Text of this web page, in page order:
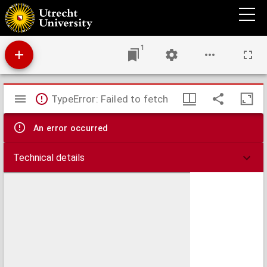
Nieuwe en naukeurige kaart der gantsche bekende werreld : met behulp der beste
heedendaagsche land- en zeekaarten enz. enz. uit de nieuwste en geloofwaardigste
ontwerpen by een verzameld, en waarin alle laatere ontdekkingen en verbeeteringen
naukeuriglyk zyn aangeteekend
1
Mirador
viewer
TypeError: Failed to fetch
An error occurred
Technical details